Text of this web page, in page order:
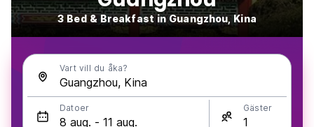
3 Bed & Breakfast in Guangzhou, Kina
Vart vill du åka?
Datoer Gäster